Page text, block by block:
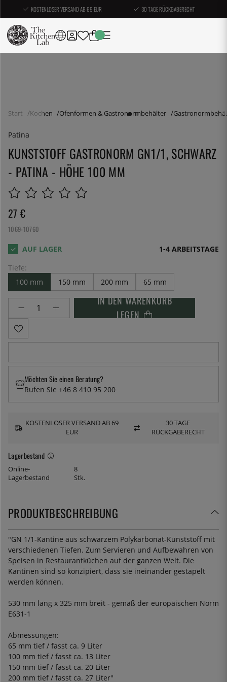
KOSTENLOSER VERSAND AB 69 EUR 30 TAGE RÜCKGABERECHT
Start Kochen Ofenformen & Gastronormbehälter
Patina
KUNSTSTOFF GASTRONORM GN1/1, SCHWARZ
- PATINA - HÖHE 100 MM
27 €
1069-10760
1-4 ARBEITSTAGE
Tiefe:
100 mm
150 mm 200 mm 65 mm
IN DEN WARENKORB
LEGEN
Lagerbestand
Online-
Lagerbestand
8
Stk.
Möchten Sie einen Beratung?
Rufen Sie +46 8 410 95 200
KOSTENLOSER VERSAND AB 69
EUR
30 TAGE
RÜCKGABERECHT
PRODUKTBESCHREIBUNG
"GN 1/1-Kantine aus schwarzem Polykarbonat-Kunststoff mit
verschiedenen Tiefen. Zum Servieren und Aufbewahren von
Speisen in Restaurantküchen auf der ganzen Welt. Die
Kantinen sind so konzipiert, dass sie ineinander gestapelt
werden können.
530 mm lang x 325 mm breit - gemäß der europäischen Norm
E631-1
Abmessungen:
65 mm tief / fasst ca. 9 Liter
100 mm tief / fasst ca. 13 Liter
150 mm tief / fasst ca. 20 Liter
200 mm tief / fasst ca. 27 Liter"